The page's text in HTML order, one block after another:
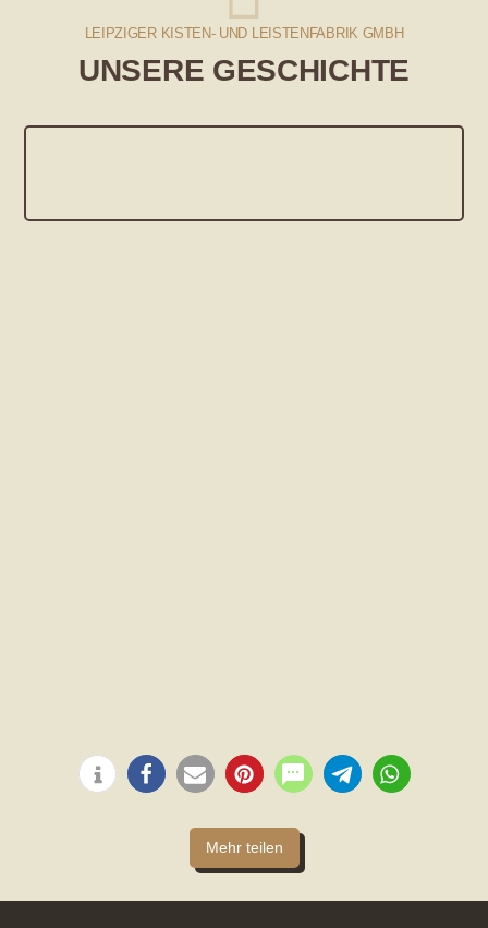
LEIPZIGER KISTEN- UND LEISTENFABRIK GMBH
UNSERE GESCHICHTE
Mehr teilen